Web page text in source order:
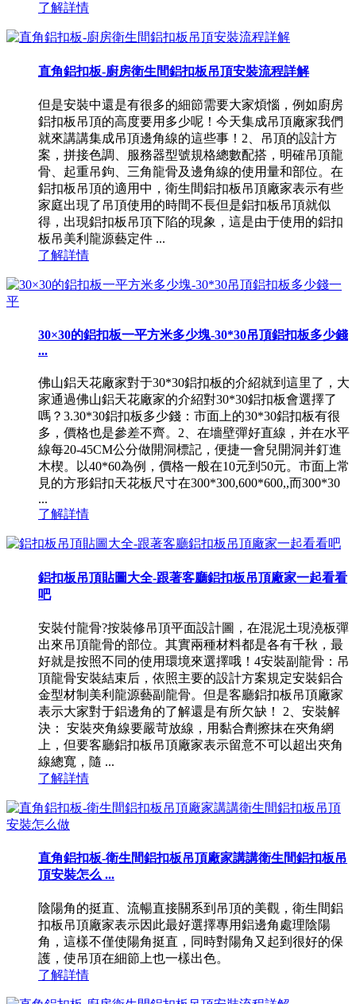
了解詳情
直角鋁扣板-廚房衛生間鋁扣板吊頂安裝流程詳解
但是安裝中還是有很多的細節需要大家煩惱，例如廚房
鋁扣板吊頂的高度要用多少呢！今天集成吊頂廠家我們
就來講講集成吊頂邊角線的這些事！2、吊頂的設計方
案，拼接色調、服務器型號規格總數配搭，明確吊頂龍
骨、起重吊鉤、三角龍骨及邊角線的使用量和部位。在
鋁扣板吊頂的適用中，衛生間鋁扣板吊頂廠家表示有些
家庭出現了吊頂使用的時間不長但是鋁扣板吊頂就似
得，出現鋁扣板吊頂下陷的現象，這是由于使用的鋁扣
板吊美利龍源藝定件 ...
了解詳情
30×30的鋁扣板一平方米多少塊-30*30吊頂鋁扣板多少錢
...
佛山鋁天花廠家對于30*30鋁扣板的介紹就到這里了，大
家通過佛山鋁天花廠家的介紹對30*30鋁扣板會選擇了
嗎？3.30*30鋁扣板多少錢：市面上的30*30鋁扣板有很
多，價格也是參差不齊。2、在墻壁彈好直線，并在水平
線每20-45CM公分做開洞標記，便捷一會兒開洞并釘進
木楔。以40*60為例，價格一般在10元到50元。市面上常
見的方形鋁扣天花板尺寸在300*300,600*600,,而300*30
...
了解詳情
鋁扣板吊頂貼圖大全-跟著客廳鋁扣板吊頂廠家一起看看
吧
安裝付龍骨?按裝修吊頂平面設計圖，在混泥土現澆板彈
出來吊頂龍骨的部位。其實兩種材料都是各有千秋，最
好就是按照不同的使用環境來選擇哦！4安裝副龍骨：吊
頂龍骨安裝結束后，依照主要的設計方案規定安裝鋁合
金型材制美利龍源藝副龍骨。但是客廳鋁扣板吊頂廠家
表示大家對于鋁邊角的了解還是有所欠缺！ 2、安裝解
決： 安裝夾角線要嚴苛放線，用黏合劑擦抹在夾角網
上，但要客廳鋁扣板吊頂廠家表示留意不可以超出夾角
線總寬，隨 ...
了解詳情
直角鋁扣板-衛生間鋁扣板吊頂廠家講講衛生間鋁扣板吊
頂安裝怎么 ...
陰陽角的挺直、流暢直接關系到吊頂的美觀，衛生間鋁
扣板吊頂廠家表示因此最好選擇專用鋁邊角處理陰陽
角，這樣不僅使陽角挺直，同時對陽角又起到很好的保
護，使吊頂在細節上也一樣出色。
了解詳情